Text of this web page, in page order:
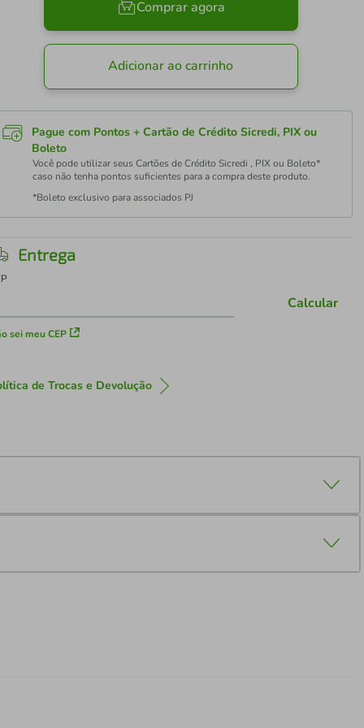
Comprar agora
Adicionar ao carrinho
Pague com Pontos + Cartão de Crédito Sicredi, PIX ou
Boleto
Você pode utilizar seus Cartões de Crédito Sicredi , PIX ou Boleto*
caso não tenha pontos suficientes para a compra deste produto.
*Boleto exclusivo para associados PJ
Entrega
sei meu CEP
Calcular
de Trocas e Devolução